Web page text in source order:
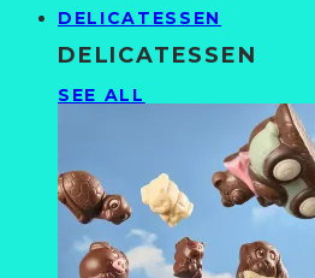
DELICATESSEN
DELICATESSEN
SEE ALL